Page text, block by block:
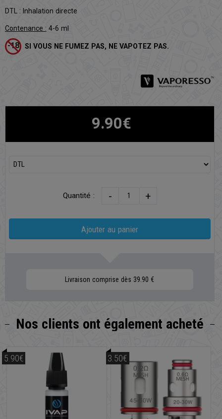
DTL : Inhalation directe
Contenance : 4-6 ml
SI VOUS NE FUMEZ PAS, NE VAPOTEZ PAS.
9.90€
Quantité : - +
Ajouter au panier
Livraison comprise dès 39.90 €
Nos clients ont également acheté
5.90€ 3.50€